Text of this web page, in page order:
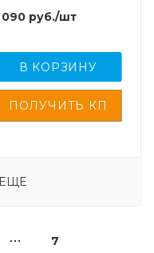
внешним датчиком
090руб./шт
В КОРЗИНУ
7